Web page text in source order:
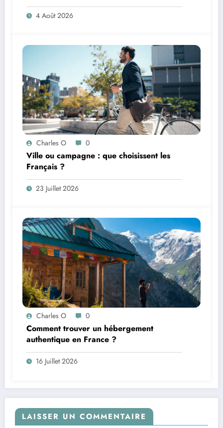
4 Août 2026
Charles O 0
Ville ou campagne : que choisissent les
Français ?
23 Juillet 2026
Charles O 0
Comment trouver un hébergement
authentique en France ?
16 Juillet 2026
LAISSER UN COMMENTAIRE